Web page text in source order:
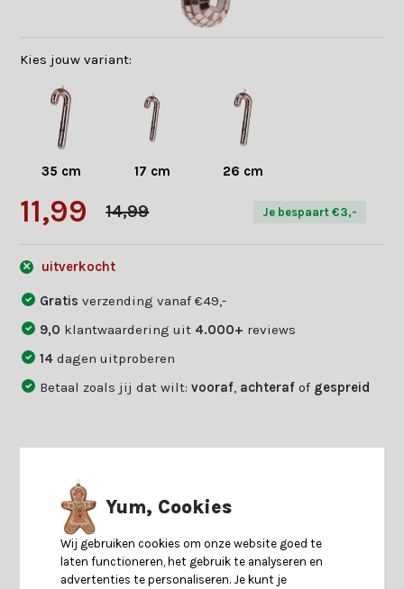
Kies jouw variant:
35 cm 17 cm 26 cm
11,99 14,99 Je bespaart €3,-
uitverkocht
Gratisverzending vanaf €49,-
9,0 klantwaardering uit 4.000+ reviews
14dagen uitproberen
Betaal zoals jij dat wilt:vooraf achteraf of gespreid
Specificaties
Reviews
Yum, Cookies
Wij gebruiken cookies om onze website goed te
laten functioneren, het gebruik te analyseren en
advertenties te personaliseren. Je kunt je